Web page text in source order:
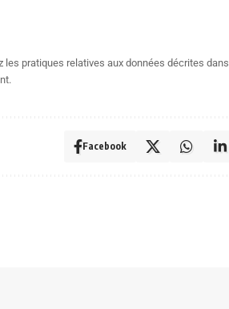
les pratiques relatives aux données décrites dans
Facebook